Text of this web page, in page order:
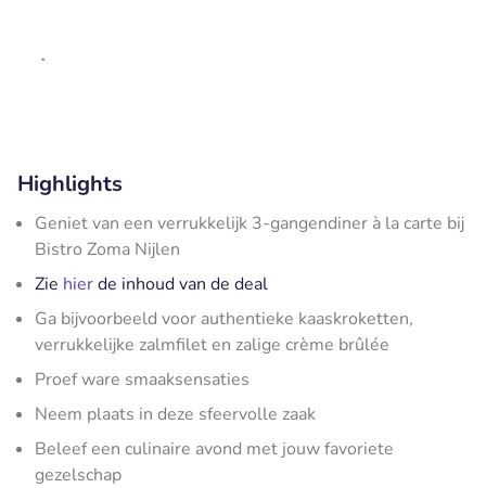
Highlights
Geniet van een verrukkelijk 3-gangendiner à la carte bij
Bistro Zoma Nijlen
Zie hierde inhoud van de deal
Ga bijvoorbeeld voor authentieke kaaskroketten,
verrukkelijke zalmfilet en zalige crème brûlée
Proef ware smaaksensaties
Neem plaats in deze sfeervolle zaak
Beleef een culinaire avond met jouw favoriete
gezelschap